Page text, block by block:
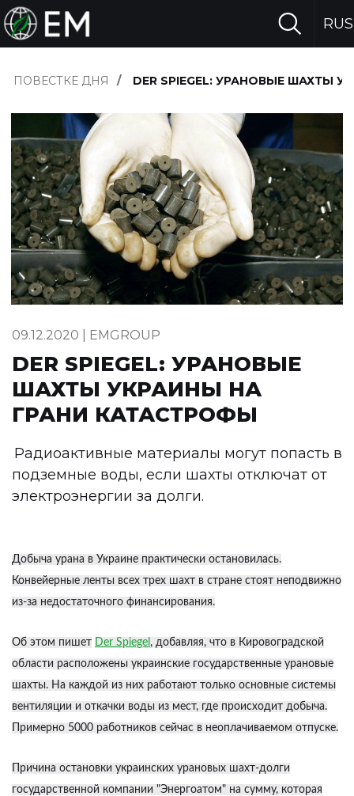
RUS
ПОВЕСТКЕ ДНЯ DER SPIEGEL: УРАНОВЫЕ ШАХТЫ
09.12.2020 EMGROUP
DER SPIEGEL: УРАНОВЫЕ
ШАХТЫ УКРАИНЫ НА
ГРАНИ КАТАСТРОФЫ
Радиоактивные материалы могут попасть в
подземные воды, если шахты отключат от
электроэнергии за долги.
Добыча урана в Украине практически остановилась.
Конвейерные ленты всех трех шахт в стране стоят неподвижно
из-за недостаточного финансирования.
Об этом пишет Der Spiegel , добавляя, что в Кировоградской
области расположены украинские государственные урановые
шахты. На каждой из них работают только основные системы
вентиляции и откачки воды из мест, где происходит добыча.
Примерно 5000 работников сейчас в неоплачиваемом отпуске.
Причина остановки украинских урановых шахт-долги
государственной компании "Энергоатом" на сумму, которая